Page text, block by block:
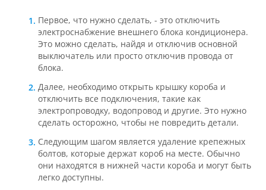
Первое, что нужно сделать, - это отключить
электроснабжение внешнего блока кондиционера.
Это можно сделать, найдя и отключив основной
выключатель или просто отключив провода от
блока.
Далее, необходимо открыть крышку короба и
отключить все подключения, такие как
электропроводку, водопровод и другие. Это нужно
сделать осторожно, чтобы не повредить детали.
Следующим шагом является удаление крепежных
болтов, которые держат короб на месте. Обычно
они находятся в нижней части короба и могут быть
легко доступны.